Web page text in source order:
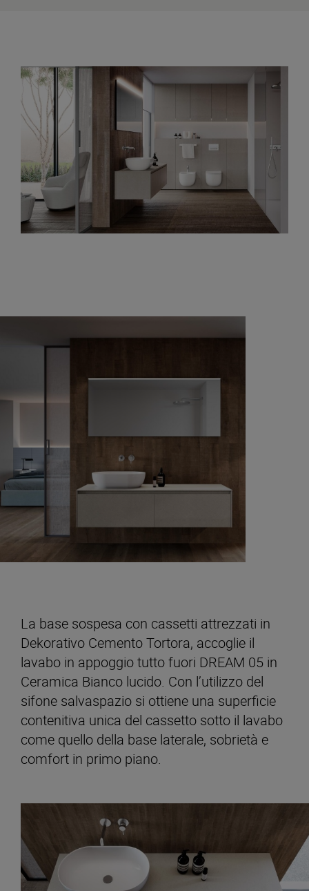
La base sospesa con cassetti attrezzati in
Dekorativo Cemento Tortora, accoglie il
lavabo in appoggio tutto fuori DREAM 05 in
Ceramica Bianco lucido. Con l’utilizzo del
sifone salvaspazio si ottiene una superficie
contenitiva unica del cassetto sotto il lavabo
come quello della base laterale, sobrietà e
comfort in primo piano.